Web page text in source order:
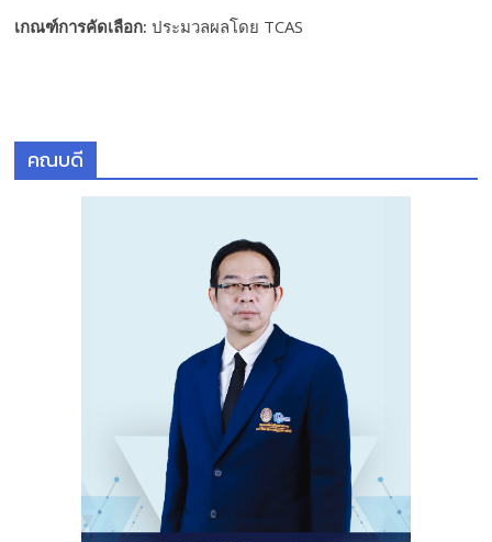
เกณฑ์การคัดเลือก: ประมวลผลโดย TCAS
คณบดี